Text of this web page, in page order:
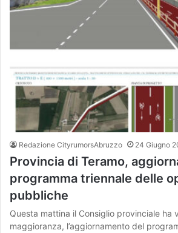
Redazione CityrumorsAbruzzo 24 Giugno
Provincia di Teramo,
programma triennale delle
pubbliche
Questa mattina il Consiglio provinciale ha
maggioranza, l’aggiornamento del